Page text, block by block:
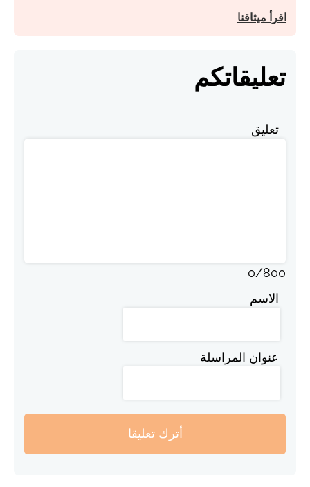
اقرأ ميثاقنا
تعليقاتكم
تعليق
0/800
الاسم
عنوان المراسلة
أترك تعليقا